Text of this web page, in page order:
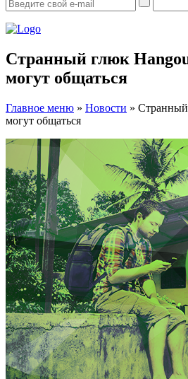
Странный глюк
могут общаться
Главное меню » Новости »
могут общаться